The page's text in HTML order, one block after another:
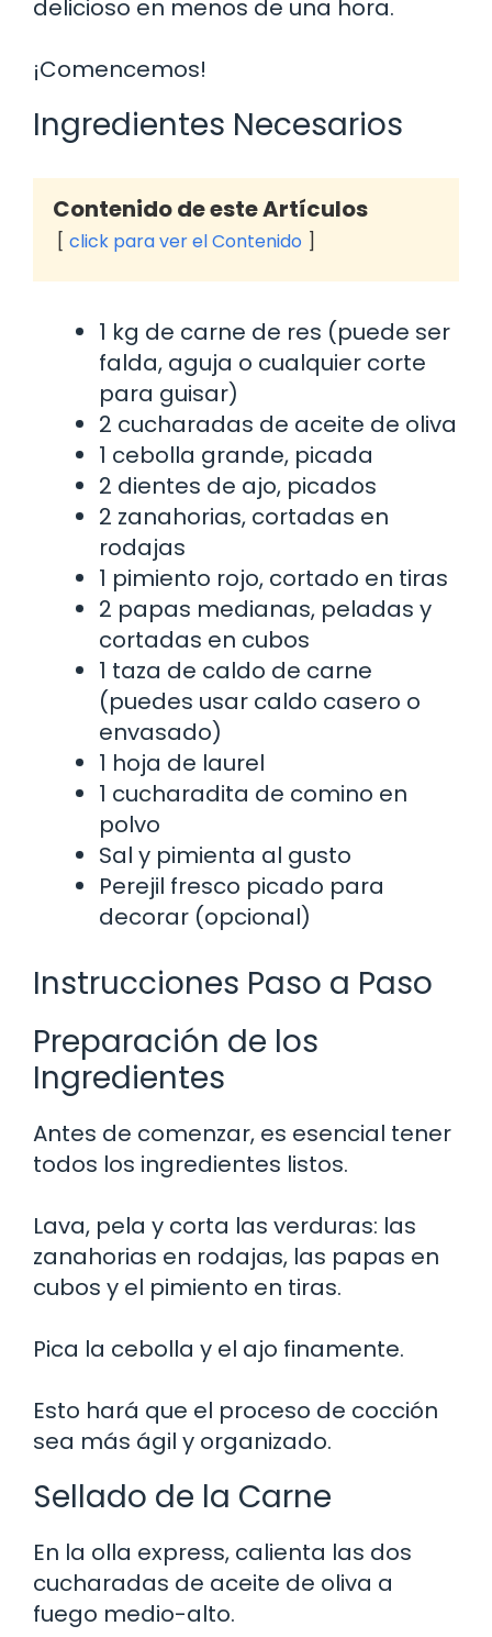
delicioso en menos de una hora.
¡Comencemos!
Ingredientes Necesarios
Contenido de este Artículos
click para ver el Contenido
1 kg de carne de res (puede ser
falda, aguja o cualquier corte
para guisar)
2 cucharadas de aceite de oliva
1 cebolla grande, picada
2 dientes de ajo, picados
2 zanahorias, cortadas en
rodajas
1 pimiento rojo, cortado en tiras
2 papas medianas, peladas y
cortadas en cubos
1 taza de caldo de carne
(puedes usar caldo casero o
envasado)
1 hoja de laurel
1 cucharadita de comino en
polvo
Sal y pimienta al gusto
Perejil fresco picado para
decorar (opcional)
Instrucciones Paso a Paso
Preparación de los
Ingredientes
Antes de comenzar, es esencial tener
todos los ingredientes listos.
Lava, pela y corta las verduras: las
zanahorias en rodajas, las papas en
cubos y el pimiento en tiras.
Pica la cebolla y el ajo finamente.
Esto hará que el proceso de cocción
sea más ágil y organizado.
Sellado de la Carne
En la olla express, calienta las dos
cucharadas de aceite de oliva a
fuego medio-alto.